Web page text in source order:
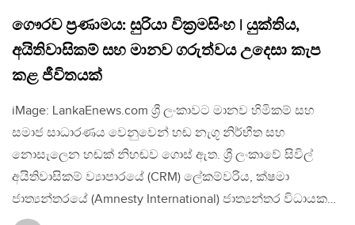
ගෞරව ප්‍රණාමය: සුරියා වික්‍රමසිංහ | යුක්තිය,
අයිතිවාසිකම් සහ මානව ගරුත්වය උදෙසා කැප
කළ ජීවිතයක්
iMage: LankaEnews.com ශ්‍රී ලංකාවට මානව හිමිකම් සහ
සමාජ සාධාරණය වෙනුවෙන් හඬ නැගූ නිර්භීත සහ
නොසැලෙන හඬක් නිහඬව ගොස් ඇත. ශ්‍රී ලංකාවේ සිවිල්
අයිතිවාසිකම් ව්‍යාපාරයේ (CRM) ලේකම්වරිය, ක්ෂමා
ජාත්‍යන්තරයේ (Amnesty International) ජාත්‍යන්තර විධායක…